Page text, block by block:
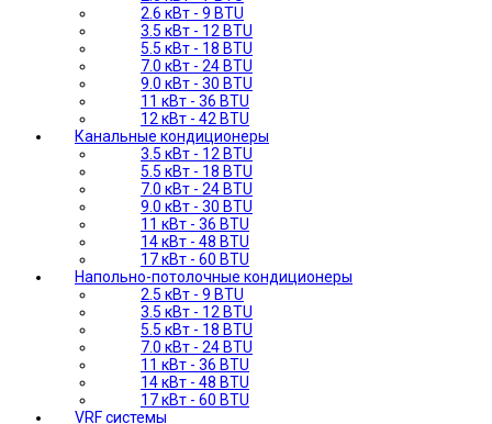
2.6 кВт - 9 BTU
3.5 кВт - 12 BTU
5.5 кВт - 18 BTU
7.0 кВт - 24 BTU
9.0 кВт - 30 BTU
11 кВт - 36 BTU
12 кВт - 42 BTU
Канальные кондиционеры
3.5 кВт - 12 BTU
5.5 кВт - 18 BTU
7.0 кВт - 24 BTU
9.0 кВт - 30 BTU
11 кВт - 36 BTU
14 кВт - 48 BTU
17 кВт - 60 BTU
Напольно-потолочные кондиционеры
2.5 кВт - 9 BTU
3.5 кВт - 12 BTU
5.5 кВт - 18 BTU
7.0 кВт - 24 BTU
11 кВт - 36 BTU
14 кВт - 48 BTU
17 кВт - 60 BTU
VRF системы